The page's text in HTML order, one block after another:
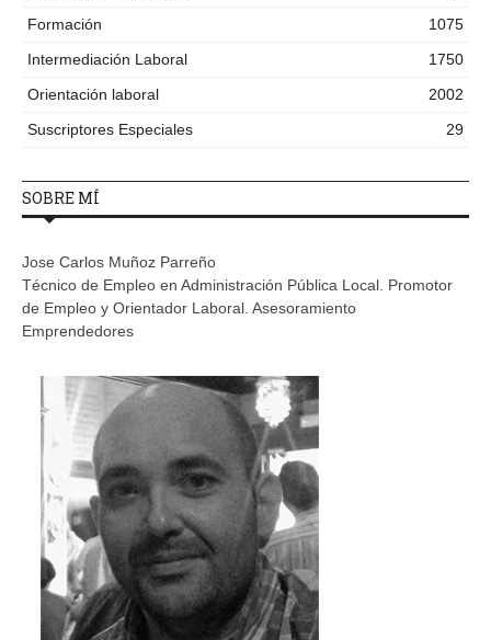
Formación
1075
Intermediación Laboral
1750
Orientación laboral
2002
Suscriptores Especiales
29
SOBRE MÍ
Jose Carlos Muñoz Parreño
Técnico de Empleo en Administración Pública Local. Promotor
de Empleo y Orientador Laboral. Asesoramiento
Emprendedores